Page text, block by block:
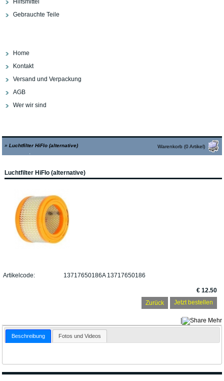
Hilfsmittel
Gebrauchte Teile
Home
Kontakt
Versand und Verpackung
AGB
Wer wir sind
»Luchtfilter HiFlo (alternative) Warenkorb (0 Artikel)
Luchtfilter HiFlo (alternative)
Artikelcode: 13717650186A 13717650186
€ 12.50
Zurück
Mehr
Beschreibung Fotos und Videos